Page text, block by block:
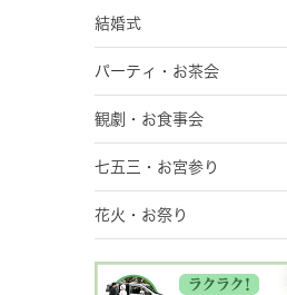
結婚式
パーティ・お茶会
観劇・お食事会
七五三・お宮参り
花火・お祭り